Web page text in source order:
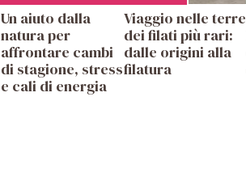
Un aiuto dalla
natura per
affrontare cambi
di stagione, stress
e cali di energia
Viaggio nelle terre
dei filati più rari:
dalle origini alla
filatura